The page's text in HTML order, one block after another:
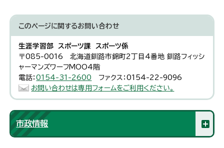
このページに関するお問い合わせ
生涯学習部 スポーツ課 スポーツ係
〒085-0016 北海道釧路市錦町2丁目4番地 釧路フィッシ
ャーマンズワーフMOO4階
電話：0154-31-2600
ファクス：0154-22-9096
お問い合わせは専用フォームをご利用ください。
市政情報